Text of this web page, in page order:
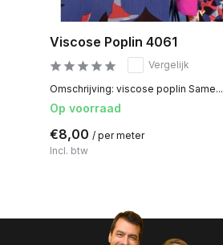
Viscose Poplin 4061
Vergelijk
Omschrijving: viscose poplin Same...
Op voorraad
€8,00 / per meter
Incl. btw